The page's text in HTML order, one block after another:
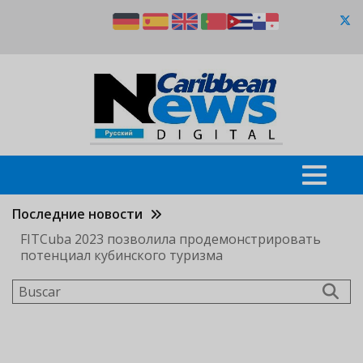
Последние новости
FITCuba 2023 позволила продемонстрировать
потенциал кубинского туризма
Buscar